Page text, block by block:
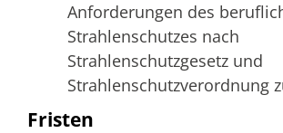
Anforderungen des
Strahlenschutzes nach
Strahlenschutzgesetz und
Strahlenschutzverordnung
Fristen